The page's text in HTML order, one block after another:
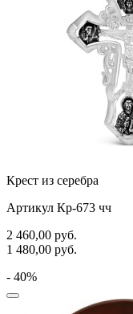
Крест из серебра
Артикул Кр-673 чч
2 460,00 руб.
1 480,00 руб.
- 40%